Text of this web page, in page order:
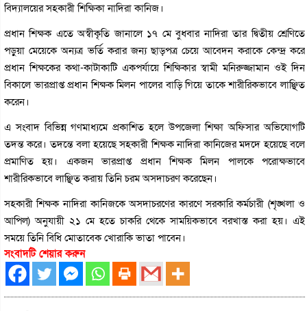
বিদ্যালয়ের সহকারী শিক্ষিকা নাদিরা কানিজ।
প্রধান শিক্ষক এতে অস্বীকৃতি জানালে ১৭ মে বুধবার নাদিরা তার দ্বিতীয় শ্রেণিতে
পড়ুয়া মেয়েকে অন্যত্র ভর্তি করার জন্য ছাড়পত্র চেয়ে আবেদন করাকে কেন্দ্র করে
প্রধান শিক্ষকের কথা-কাটাকাটি একপর্যায়ে শিক্ষিকার স্বামী মনিরুজ্জামান ওই দিন
বিকালে ভারপ্রাপ্ত প্রধান শিক্ষক মিলন পালের বাড়ি গিয়ে তাকে শারীরিকভাবে লাঞ্ছিত
করেন।
এ সংবাদ বিভিন্ন গণমাধ্যমে প্রকাশিত হলে উপজেলা শিক্ষা অফিসার অভিযোগটি
তদন্ত করে। তদন্তে বলা হয়েছে সহকারী শিক্ষক নাদিরা কানিজের মদদে হয়েছে বলে
প্রমাণিত হয়। একজন ভারপ্রাপ্ত প্রধান শিক্ষক মিলন পালকে পরোক্ষভাবে
শারীরিকভাবে লাঞ্ছিত করায় তিনি চরম অসদাচরণ করেছেন।
সহকারী শিক্ষক নাদিরা কানিজকে অসদাচরণের কারণে সরকারি কর্মচারী (শৃঙ্খলা ও
আপিল) অনুযায়ী ২১ মে হতে চাকরি থেকে সাময়িকভাবে বরখাস্ত করা হয়। এই
সময়ে তিনি বিধি মোতাবেক খোরাকি ভাতা পাবেন।
সংবাদটি শেয়ার করুন